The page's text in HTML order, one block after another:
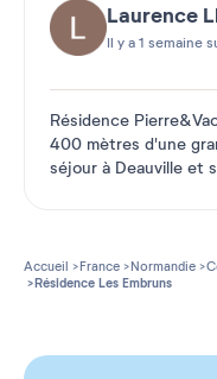
Laurence
Il y a 1 semaine
Résidence
400 mètres d'une
séjour à Deauville et
Accueil France Normandie
Résidence Les Embruns